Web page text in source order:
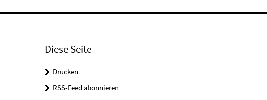
Diese Seite
Drucken
RSS-Feed abonnieren